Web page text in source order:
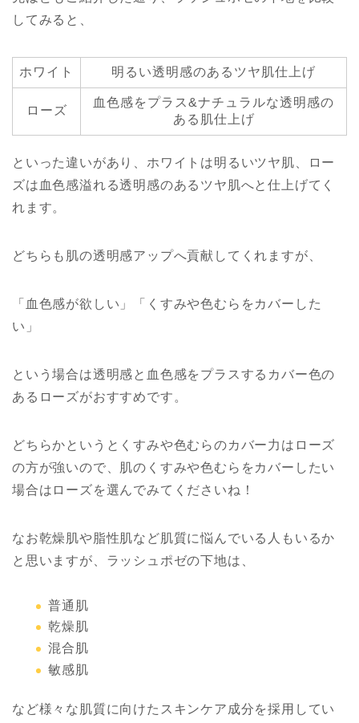
してみると、
ホワイト 明るい透明感のあるツヤ肌仕上げ
ローズ
血色感をプラス&ナチュラルな透明感の
ある肌仕上げ
といった違いがあり、ホワイトは明るいツヤ肌、ロー
ズは血色感溢れる透明感のあるツヤ肌へと仕上げてく
れます。
どちらも肌の透明感アップへ貢献してくれますが、
「血色感が欲しい」「くすみや色むらをカバーした
い」
という場合は透明感と血色感をプラスするカバー色の
あるローズがおすすめです。
どちらかというとくすみや色むらのカバー力はローズ
の方が強いので、肌のくすみや色むらをカバーしたい
場合はローズを選んでみてくださいね！
なお乾燥肌や脂性肌など肌質に悩んでいる人もいるか
と思いますが、ラッシュポゼの下地は、
普通肌
乾燥肌
混合肌
敏感肌
など様々な肌質に向けたスキンケア成分を採用してい